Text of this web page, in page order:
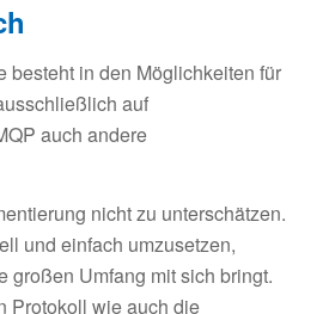
besteht in den Möglichkeiten für
auf
auch andere
nicht zu unterschätzen.
und einfach umzusetzen,
großen Umfang mit sich bringt.
Protokoll wie auch die